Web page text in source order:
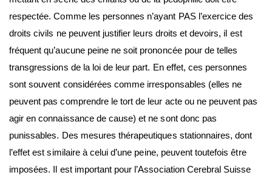
respectée. Comme les personnes n’ayant PAS l’exercice des
droits civils ne peuvent justifier leurs droits et devoirs, il est
fréquent qu’aucune peine ne soit prononcée pour de telles
transgressions de la loi de leur part. En effet, ces personnes
sont souvent considérées comme irresponsables (elles ne
peuvent pas comprendre le tort de leur acte ou ne peuvent pas
agir en connaissance de cause) et ne sont donc pas
punissables. Des mesures thérapeutiques stationnaires, dont
l’effet est similaire à celui d’une peine, peuvent toutefois être
imposées. Il est important pour l’Association Cerebral Suisse